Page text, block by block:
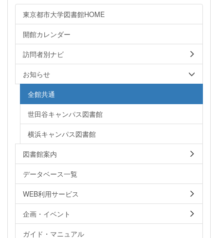
東京都市大学図書館HOME
開館カレンダー
訪問者別ナビ
お知らせ
全館共通
世田谷キャンパス図書館
横浜キャンパス図書館
図書館案内
データベース一覧
WEB利用サービス
企画・イベント
ガイド・マニュアル